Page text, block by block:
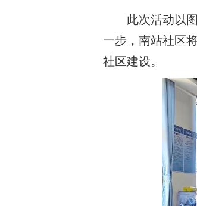
此次活动以
一步，南站社区
社区建设。